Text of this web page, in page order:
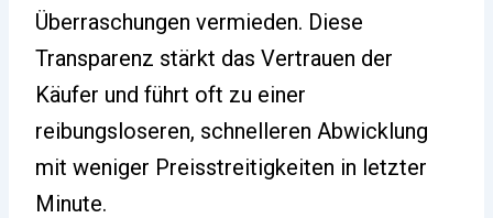
Überraschungen vermieden. Diese
Transparenz stärkt das Vertrauen der
Käufer und führt oft zu einer
reibungsloseren, schnelleren Abwicklung
mit weniger Preisstreitigkeiten in letzter
Minute.